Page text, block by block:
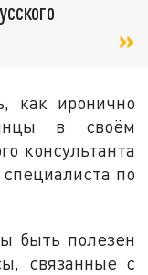
как иронично
в своём
консультанта
по
быть полезен
связанные с